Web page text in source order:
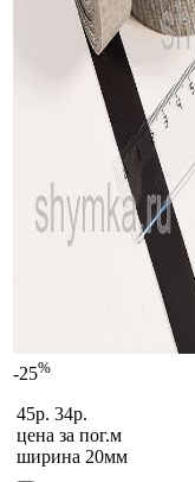
-25%
45р. 34р.
цена за пог.м
ширина 20мм